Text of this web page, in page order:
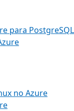
para PostgreSQL
no Azure